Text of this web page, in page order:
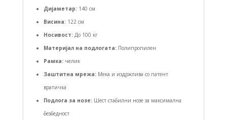
Дијаметар:140 см
Висина:122 см
Носивост:До 100 кг
Материјал на подлогата:Полипропилен
Рамка:челик
Заштитна мрежа:Мека и издржлива со патент
вратичка
Подлога за нозе:Шест стабилни нозе за максимална
безбедност